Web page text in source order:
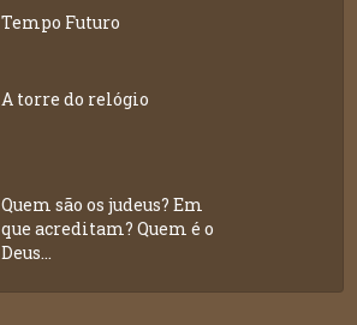
Tempo Futuro
A torre do relógio
Quem são os judeus? Em
que acreditam? Quem é o
Deus...